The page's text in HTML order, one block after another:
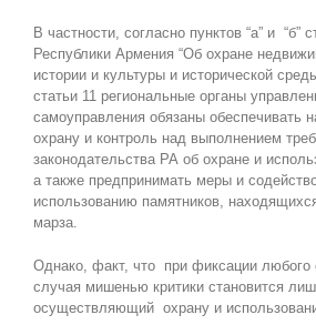
В частности, согласно пунктов “а” и “б”
Республики Армения “Об охране
истории и культуры и исторической
статьи 11 региональные органы
самоуправления обязаны обеспечивать
охрану и контроль над выполнением
законодательства РА об охране и
а также предпринимать меры и
использованию памятников,
марза.
Однако, факт, что при фиксации любого
случая мишенью критики становится
осуществляющий охрану и